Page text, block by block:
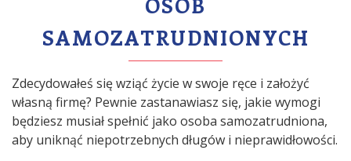
SAMOZATRUDNIONYCH
Zdecydowałeś się wziąć życie w swoje ręce i założyć
własną firmę? Pewnie zastanawiasz się, jakie wymogi
będziesz musiał spełnić jako osoba samozatrudniona,
aby uniknąć niepotrzebnych długów i nieprawidłowości.